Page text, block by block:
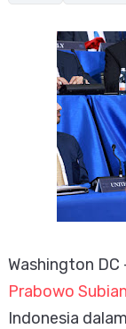
Washington DC
Prabowo
Indonesia